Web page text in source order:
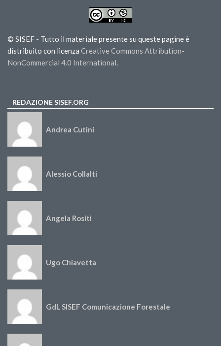
© SISEF - Tutto il materiale presente su queste pagine è
distribuito con licenza Creative Commons Attribution-
NonCommercial 4.0 International.
REDAZIONE SISEF.ORG
Andrea Cutini
Alessio Collalti
Angela Rositi
Ugo Chiavetta
GdL SISEF Comunicazione Forestale